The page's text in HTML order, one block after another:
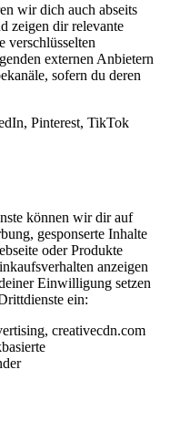
wir dich auch abseits
zeigen dir relevante
verschlüsselten
externen Anbietern
sofern du deren
Pinterest, TikTok
können wir dir auf
gesponserte Inhalte
oder Produkte
anzeigen
Einwilligung setzen
ein:
creativecdn.com